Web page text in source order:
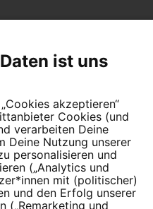
Cookie Einstellungen
ist uns
akzeptieren“
Cookies (und
verarbeiten Deine
Deine Nutzung unserer
personalisieren und
(„Analytics und
mit (politischer)
und den Erfolg unserer
(„Remarketing und